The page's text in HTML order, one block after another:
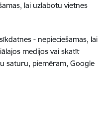
lai uzlabotu vietnes
- nepieciešamas, lai
medijos vai skatīt
saturu, piemēram, Google